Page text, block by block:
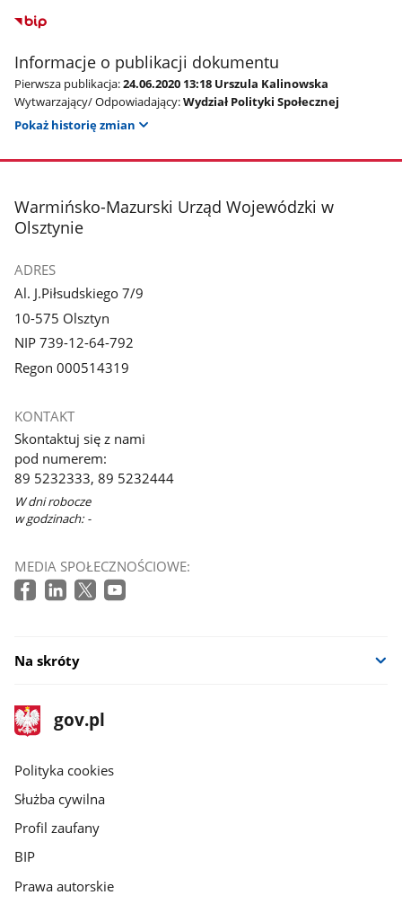
Informacje o publikacji dokumentu
Pierwsza publikacja:24.06.2020 13:18 Urszula Kalinowska
Wytwarzający/ Odpowiadający:Wydział Polityki Społecznej
Pokaż historię zmian
stopka
Warmińsko-Mazurski Urząd Wojewódzki w
Olsztynie
ADRES
Al. J.Piłsudskiego 7/9
10-575 Olsztyn
NIP 739-12-64-792
Regon 000514319
KONTAKT
Skontaktuj się z nami
pod numerem:
89 5232333, 89 5232444
W dni robocze
w godzinach: -
MEDIA SPOŁECZNOŚCIOWE:
Na skróty
stopka
gov.pl
Strona
gov.pl
gov.pl
Polityka cookies
Służba cywilna
Profil zaufany
BIP
Prawa autorskie